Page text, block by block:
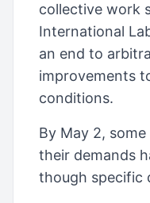
collective work
International
an end to
improvements
conditions.
By May 2,
their demands
though specific